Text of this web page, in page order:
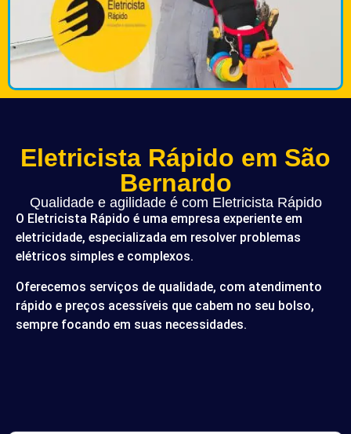
Eletricista Rápido em São
Bernardo
Qualidade e agilidade é com Eletricista Rápido
O Eletricista Rápido é uma empresa experiente em
eletricidade, especializada em resolver problemas
elétricos simples e complexos.
Oferecemos serviços de qualidade, com atendimento
rápido e preços acessíveis que cabem no seu bolso,
sempre focando em suas necessidades.